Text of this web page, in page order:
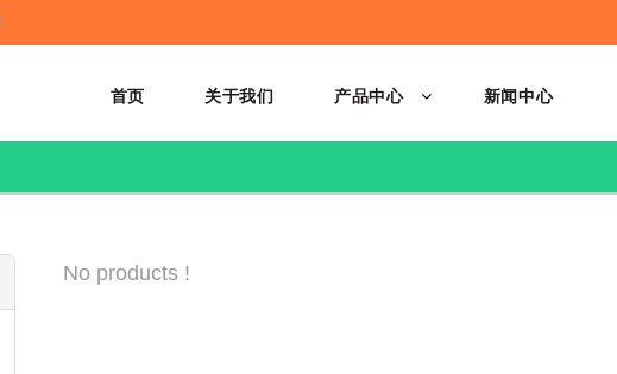
首页 关于我们 产品中心 新闻中心
No products !